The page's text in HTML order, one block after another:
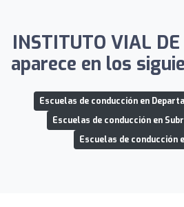
INSTITUTO VIAL DE
aparece en los
Escuelas de conducción en
Escuelas de conducción en
Escuelas de conducción